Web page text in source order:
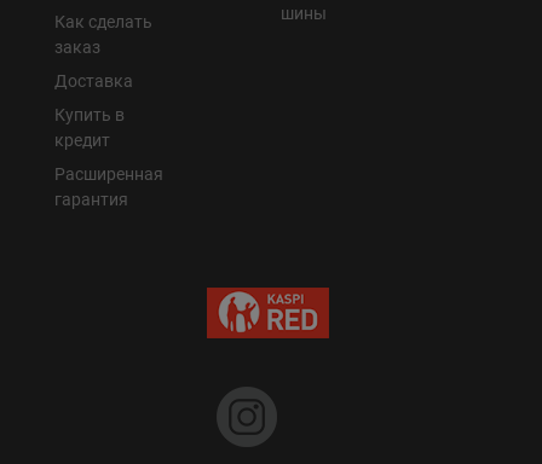
Как сделать
заказ
Доставка
Купить в
кредит
Расширенная
гарантия
шины